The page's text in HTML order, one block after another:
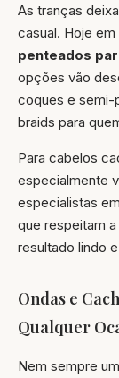
As tranças
casual. Hoje
penteados
opções vão
coques e semi-
braids para
Para cabelos
especialmente
especialistas
que respeitam
resultado lindo
Ondas e
Qualquer
Nem sempre